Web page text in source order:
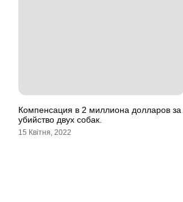
Компенсация в 2 миллиона долларов за
убийство двух собак.
15 Квітня, 2022